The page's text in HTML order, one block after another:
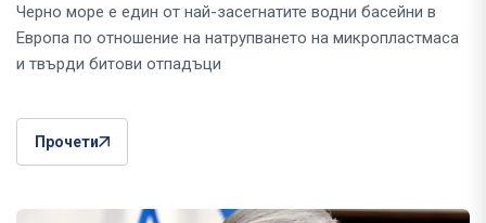
Черно море е един от най-засегнатите водни басейни в
Европа по отношение на натрупването на микропластмаса
и твърди битови отпадъци
Прочети